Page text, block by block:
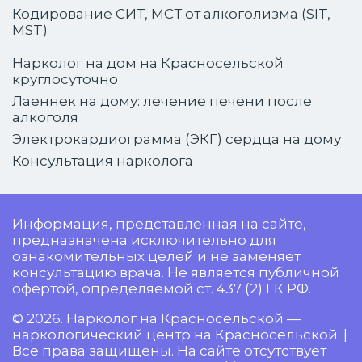
Кодирование СИТ, МСТ от алкоголизма (SIT,
MST)
Нарколог на дом на Красносельской
круглосуточно
Лаеннек на дому: лечение печени после
алкоголя
Электрокардиограмма (ЭКГ) сердца на дому
Консультация нарколога
Информация, представленная на сайте,
предназначена исключительно для
ознакомительных целей и не заменяет
консультацию врача. Не является публичной
офертой, определяемой ст. 437 (2) ГК РФ.
© 2026. Нарколог на Красносельской —
наркологический центр на Красносельской. |
Все права защищены. На сайте отсутствует